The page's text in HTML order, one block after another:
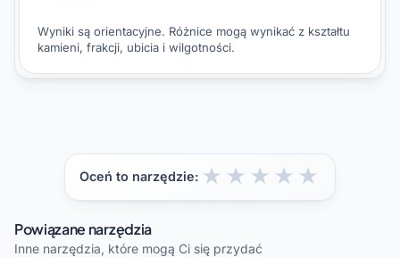
Wyniki są orientacyjne. Różnice mogą wynikać z kształtu
kamieni, frakcji, ubicia i wilgotności.
Oceń to narzędzie: ★
★
★
★
★
Powiązane narzędzia
Inne narzędzia, które mogą Ci się przydać